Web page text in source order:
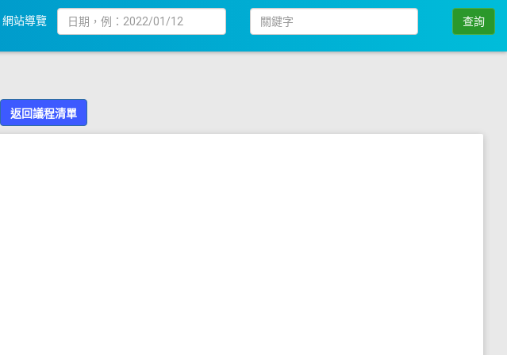
網站導覽
期
鍵
查詢
返回議程清單